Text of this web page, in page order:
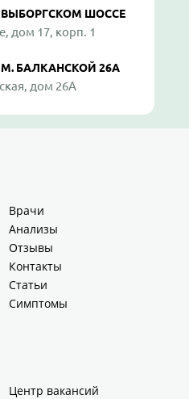
ШОССЕ
дом 17, корп. 1
БАЛКАНСКОЙ 26А
дом 26А
Врачи
Анализы
Отзывы
Контакты
Статьи
Симптомы
Центр вакансий